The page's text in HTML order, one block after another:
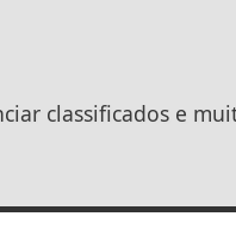
classificados e